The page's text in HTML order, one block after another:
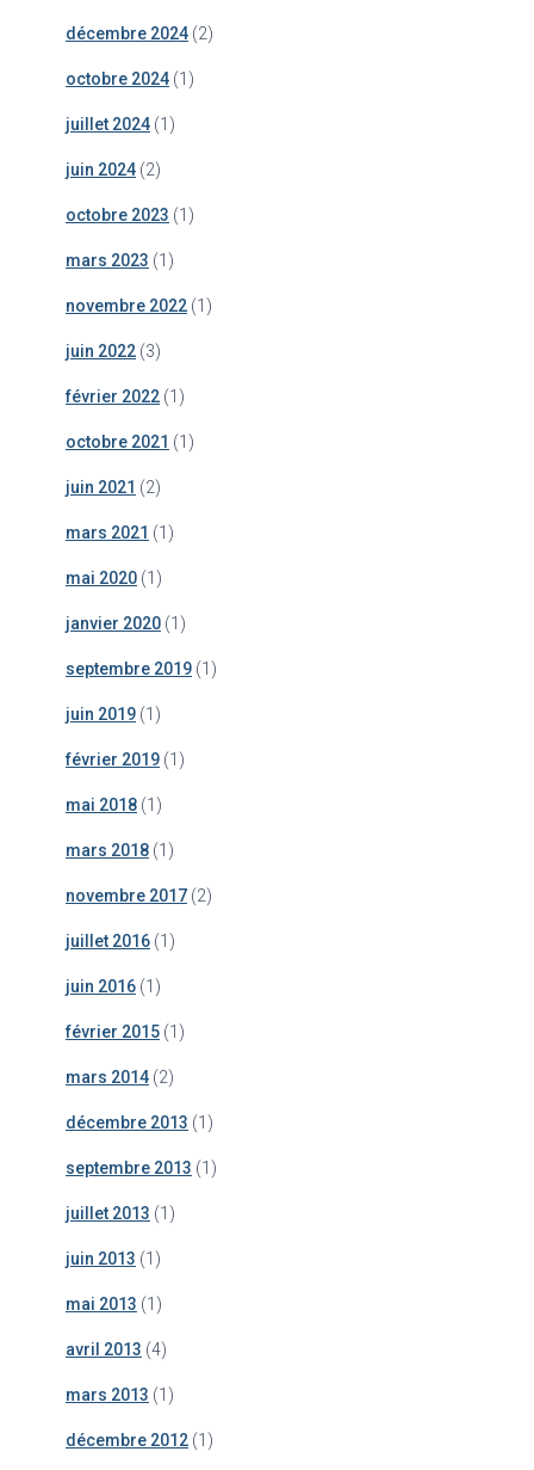
décembre 2024 (2)
octobre 2024 (1)
juillet 2024 (1)
juin 2024 (2)
octobre 2023 (1)
mars 2023 (1)
novembre 2022 (1)
juin 2022 (3)
février 2022 (1)
octobre 2021 (1)
juin 2021 (2)
mars 2021 (1)
mai 2020 (1)
janvier 2020 (1)
septembre 2019 (1)
juin 2019 (1)
février 2019 (1)
mai 2018 (1)
mars 2018 (1)
novembre 2017 (2)
juillet 2016 (1)
juin 2016 (1)
février 2015 (1)
mars 2014 (2)
décembre 2013 (1)
septembre 2013 (1)
juillet 2013 (1)
juin 2013 (1)
mai 2013 (1)
avril 2013 (4)
mars 2013 (1)
décembre 2012 (1)